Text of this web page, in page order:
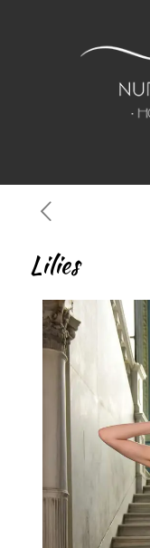
Lilies